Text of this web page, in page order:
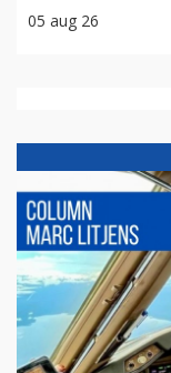
05 aug 26